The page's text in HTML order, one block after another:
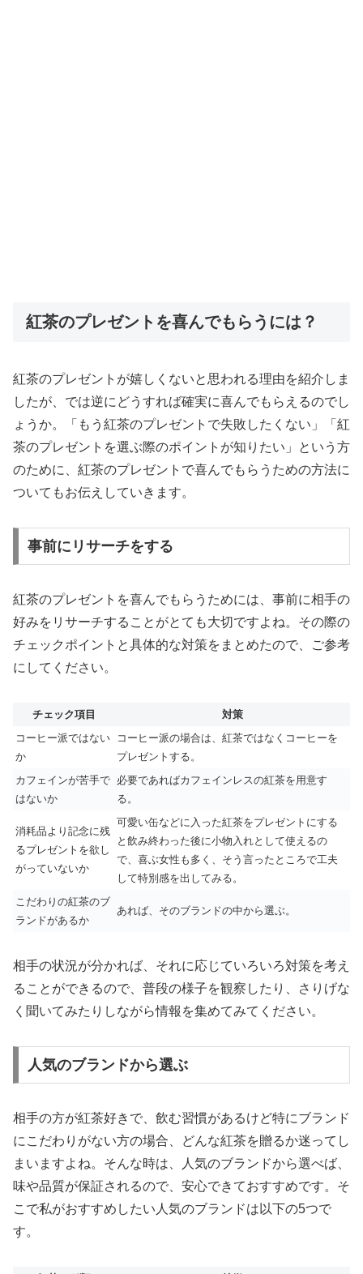
紅茶のプレゼントを喜んでもらうには？
紅茶のプレゼントが嬉しくないと思われる理由を紹介しま
したが、では逆にどうすれば確実に喜んでもらえるのでし
ょうか。「もう紅茶のプレゼントで失敗したくない」「紅
茶のプレゼントを選ぶ際のポイントが知りたい」という方
のために、紅茶のプレゼントで喜んでもらうための方法に
ついてもお伝えしていきます。
事前にリサーチをする
紅茶のプレゼントを喜んでもらうためには、事前に相手の
好みをリサーチすることがとても大切ですよね。その際の
チェックポイントと具体的な対策をまとめたので、ご参考
にしてください。
チェック項目
対策
コーヒー派ではない
か
コーヒー派の場合は、紅茶ではなくコーヒーを
プレゼントする。
カフェインが苦手で
はないか
必要であればカフェインレスの紅茶を用意す
る。
消耗品より記念に残
るプレゼントを欲し
がっていないか
可愛い缶などに入った紅茶をプレゼントにする
と飲み終わった後に小物入れとして使えるの
で、喜ぶ女性も多く、そう言ったところで工夫
して特別感を出してみる。
こだわりの紅茶のブ
ランドがあるか
あれば、そのブランドの中から選ぶ。
相手の状況が分かれば、それに応じていろいろ対策を考え
ることができるので、普段の様子を観察したり、さりげな
く聞いてみたりしながら情報を集めてみてください。
人気のブランドから選ぶ
相手の方が紅茶好きで、飲む習慣があるけど特にブランド
にこだわりがない方の場合、どんな紅茶を贈るか迷ってし
まいますよね。そんな時は、人気のブランドから選べば、
味や品質が保証されるので、安心できておすすめです。そ
こで私がおすすめしたい人気のブランドは以下の5つで
す。